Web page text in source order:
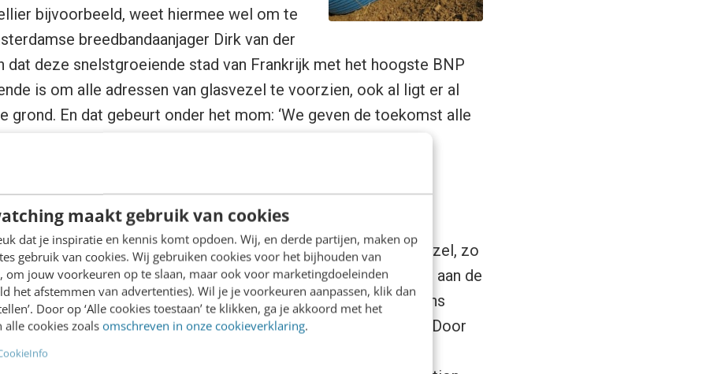
maakt gebruik van cookies
dat je inspiratie en kennis komt opdoen. Wij, en derde partijen, maken op
gebruik van cookies. Wij gebruiken cookies voor het bijhouden van
om jouw voorkeuren op te slaan, maar ook voor marketingdoeleinden
het afstemmen van advertenties). Wil je je voorkeuren aanpassen, klik dan
Door op ‘Alle cookies toestaan’ te klikken, ga je akkoord met het
alle cookies zoalsomschreven in onze cookieverklaring.
bijvoorbeeld, weet hiermee wel om te
breedbandaanjager Dirk van der
dat deze snelstgroeiende stad van Frankrijk met het hoogste BNP
is om alle adressen van glasvezel te voorzien, ook al ligt er al
grond. En dat gebeurt onder het mom: ‘We geven de toekomst alle
ligt bij glasvezel
toekomst ligt voor wat internetverbinding toch écht bij glasvezel, zo
de Taskforce Next Generation Networks in haar eindrapport aan de
minister Van der Hoeven (EZ) in maart dit jaar nog eens
Want dat er een data-infarct dreigt moge duidelijk zijn. Door
succes van WiFi in huis en internet op de mobiel neemt het